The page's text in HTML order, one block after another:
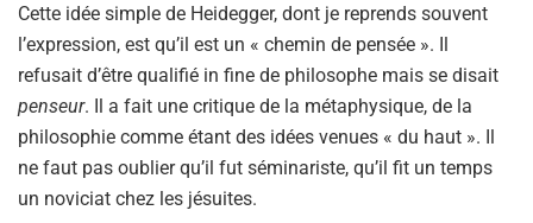
Cette idée simple de Heidegger, dont je reprends souvent
l’expression, est qu’il est un « chemin de pensée ». Il
refusait d’être qualifié in fine de philosophe mais se disait
penseur. Il a fait une critique de la métaphysique, de la
philosophie comme étant des idées venues « du haut ». Il
ne faut pas oublier qu’il fut séminariste, qu’il fit un temps
un noviciat chez les jésuites.